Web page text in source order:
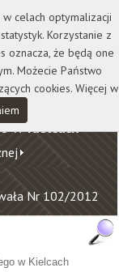
w Kielcach
Nr 102/2012
w Kielcach
celach optymalizacji
Korzystanie z
oznacza, że będą one
Możecie Państwo
cookies. Więcej w